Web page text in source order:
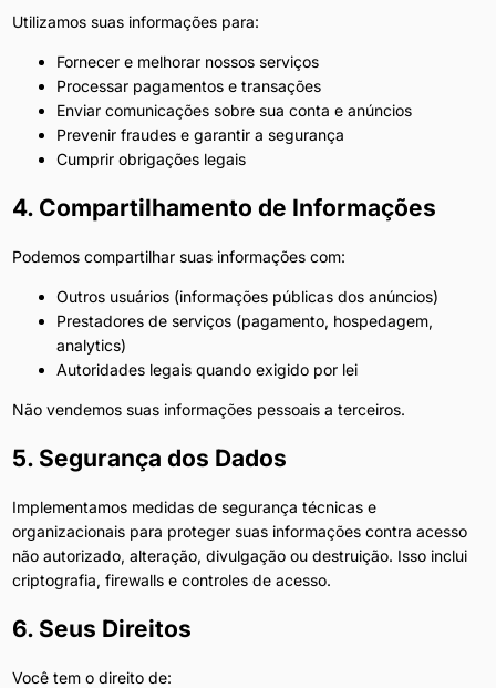
Utilizamos suas informações para:
Fornecer e melhorar nossos serviços
Processar pagamentos e transações
Enviar comunicações sobre sua conta e anúncios
Prevenir fraudes e garantir a segurança
Cumprir obrigações legais
4. Compartilhamento de Informações
Podemos compartilhar suas informações com:
Outros usuários (informações públicas dos anúncios)
Prestadores de serviços (pagamento, hospedagem,
analytics)
Autoridades legais quando exigido por lei
Não vendemos suas informações pessoais a terceiros.
5. Segurança dos Dados
Implementamos medidas de segurança técnicas e
organizacionais para proteger suas informações contra acesso
não autorizado, alteração, divulgação ou destruição. Isso inclui
criptografia, firewalls e controles de acesso.
6. Seus Direitos
Você tem o direito de: